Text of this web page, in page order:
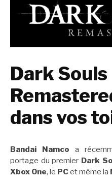
Dark Souls
dans vos
Bandai Namco a
portage du premier Dark
Xbox One, le PCet même la